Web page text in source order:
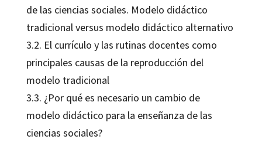
de las ciencias sociales. Modelo didáctico
tradicional versus modelo didáctico alternativo
3.2. El currículo y las rutinas docentes como
principales causas de la reproducción del
modelo tradicional
3.3. ¿Por qué es necesario un cambio de
modelo didáctico para la enseñanza de las
ciencias sociales?